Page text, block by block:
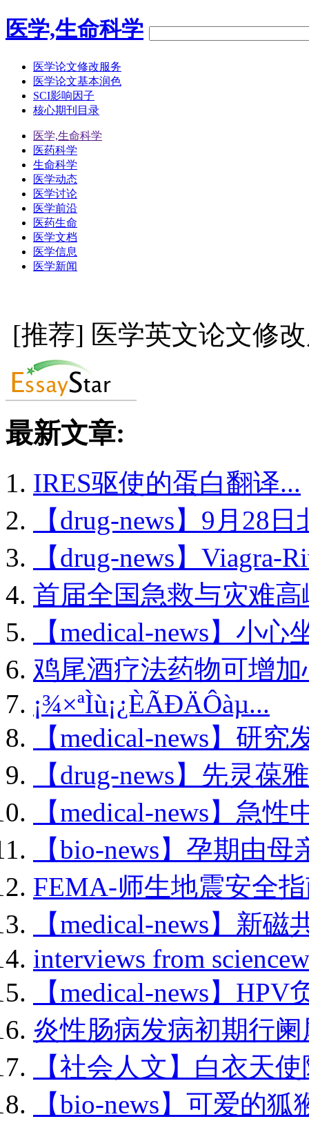
医学,生命科学
医学论文修改服务
医学论文基本润色
SCI影响因子
核心期刊目录
医学,生命科学
医药科学
生命科学
医学动态
医学讨论
医学前沿
医药生命
医学文档
医学信息
医学新闻
[推荐] 医学英文论文修
最新文章:
IRES驱使的蛋白翻译...
【drug-news】9月28
【drug-news】Viagra-
首届全国急救与灾难高
【medical-news】小心
鸡尾酒疗法药物可增加
¡¾×ªÌù¡¿ÈÃÐÄÔàµ...
【medical-news】研究
【drug-news】先灵葆
【medical-news】急性
【bio-news】孕期由母
FEMA-师生地震安全
【medical-news】新磁
interviews from
【medical-news】HPV
炎性肠病发病初期行阑
【社会人文】白衣天
【bio-news】可爱的狐